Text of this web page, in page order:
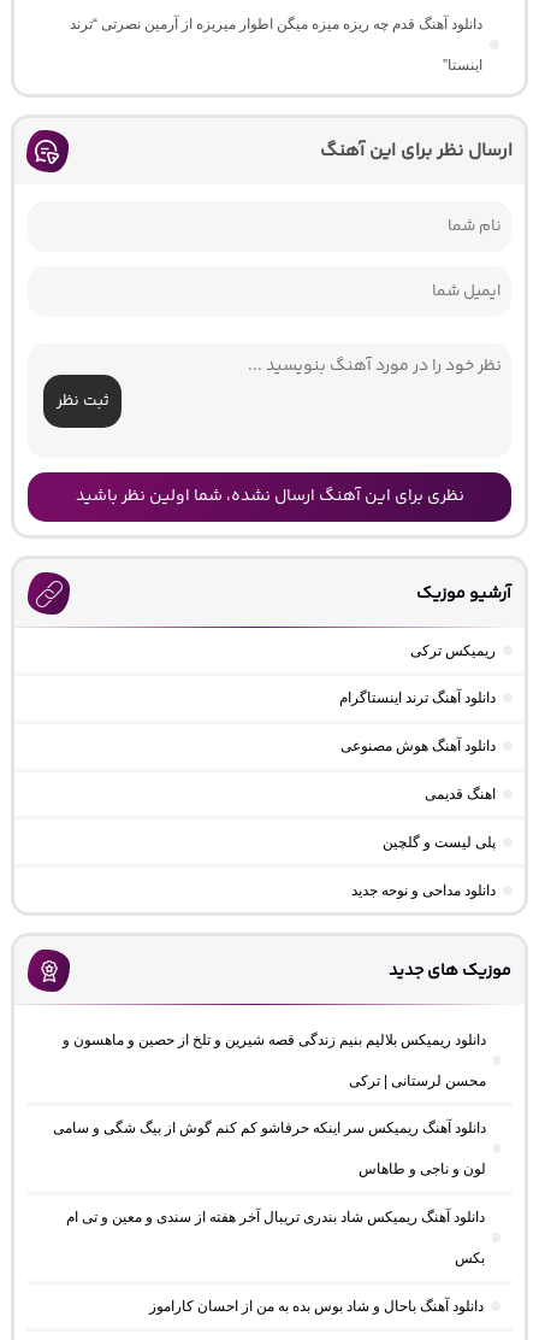
دانلود آهنگ ﻗﺪم ﭼﻪ رﻳﺰه ﻣﻴﺰه ﻣﻴﮕﻦ اﻃﻮار ﻣﻴﺮﻳﺰه از آرمین نصرتی “ترند
اینستا”
ارسال نظر برای این آهنگ
ثبت نظر
نظری برای این آهنگ ارسال نشده، شما اولین نظر باشید
آرشیو موزیک
ریمیکس ترکی
دانلود آهنگ ترند اینستاگرام
دانلود آهنگ هوش مصنوعی
اهنگ قدیمی
پلی لیست و گلچین
دانلود مداحی و نوحه جدید
موزیک های جدید
دانلود ریمیکس بلالیم بنیم زندگی قصه شیرین و تلخ از حصین و ماهسون و
محسن لرستانی | ترکی
دانلود آهنگ ریمیکس سر اینکه حرفاشو کم کنم گوش از بیگ شگی و سامی
لون و ناجی و طاهاس
دانلود آهنگ ریمیکس شاد بندری تریبال آخر هفته از سندی و معین و تی ام
بکس
دانلود آهنگ باحال و شاد بوس بده به من از احسان کاراموز